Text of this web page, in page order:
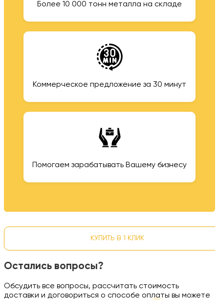
Более 10 000 тонн металла на складе
Коммерческое предложение за 30 минут
Помогаем зарабатывать Вашему бизнесу
КУПИТЬ В 1 КЛИК
Остались вопросы?
Обсудить все вопросы, рассчитать стоимость
доставки и договориться о способе оплаты вы можете